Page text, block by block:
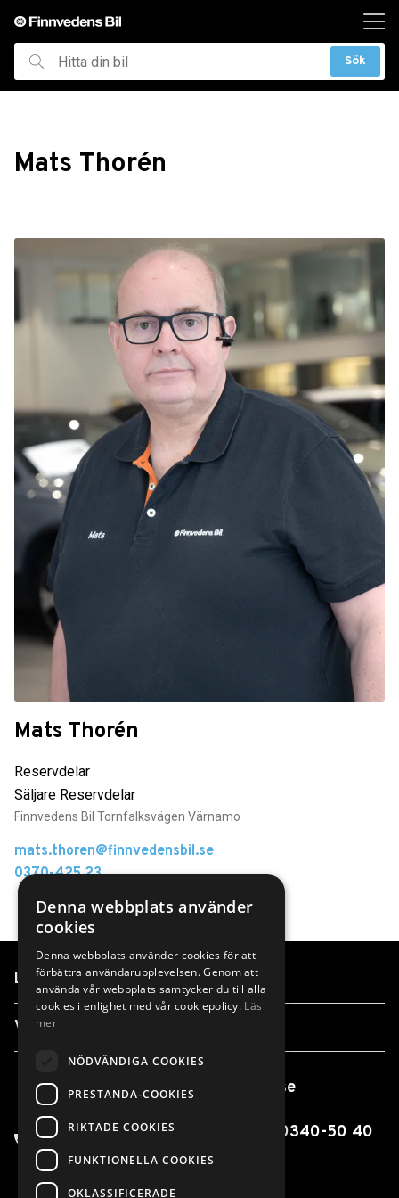
huvudinnehållet
Hitta
din
Sök
Mats Thorén
Mats Thorén
Reservdelar
Säljare Reservdelar
Finnvedens Bil Tornfalksvägen Värnamo
mats.thoren@finnvedensbil.se
0370-425 23
Länkar
Våra anläggningar
info@finnvedensbil.se
0370-425 00 / 0550-316 00 / 0340-50 40
00
Denna webbplats använder
cookies
Denna webbplats använder cookies för att
förbättra användarupplevelsen. Genom att
använda vår webbplats samtycker du till alla
cookies i enlighet med vår cookiepolicy. Läs
mer
NÖDVÄNDIGA COOKIES
PRESTANDA-COOKIES
RIKTADE COOKIES
FUNKTIONELLA COOKIES
OKLASSIFICERADE